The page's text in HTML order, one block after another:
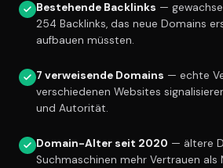
Bestehende Backlinks —
254 Backlinks, das neue Domains
aufbauen müssten.
7 verweisende Domains — echte
verschiedenen Websites
und Autorität.
Domain-Alter seit 2020 — ältere
Suchmaschinen mehr Vertrauen als